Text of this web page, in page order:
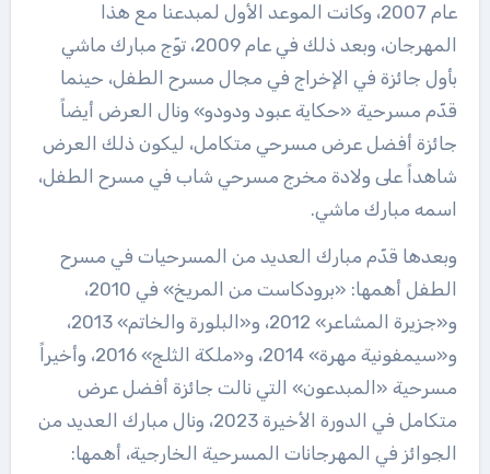
عام 2007، وكانت الموعد الأول لمبدعنا مع هذا
المهرجان، وبعد ذلك في عام 2009، توّج مبارك ماشي
بأول جائزة في الإخراج في مجال مسرح الطفل، حينما
قدّم مسرحية «حكاية عبود ودودو» ونال العرض أيضاً
جائزة أفضل عرض مسرحي متكامل، ليكون ذلك العرض
شاهداً على ولادة مخرج مسرحي شاب في مسرح الطفل،
اسمه مبارك ماشي.
وبعدها قدّم مبارك العديد من المسرحيات في مسرح
الطفل أهمها: «برودكاست من المريخ» في 2010،
و«جزيرة المشاعر» 2012، و«البلورة والخاتم» 2013،
و«سيمفونية مهرة» 2014، و«ملكة الثلج» 2016، وأخيراً
مسرحية «المبدعون» التي نالت جائزة أفضل عرض
متكامل في الدورة الأخيرة 2023، ونال مبارك العديد من
الجوائز في المهرجانات المسرحية الخارجية، أهمها: